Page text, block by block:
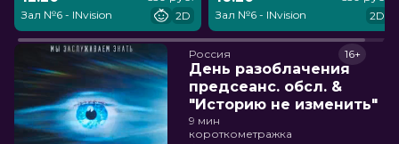
Зал №6 - INvision
2D
Зал №6 - INvision
2D
Россия
День разоблачения
предсеанс. обсл. &
"Историю не изменить"
16+
9 мин
короткометражка